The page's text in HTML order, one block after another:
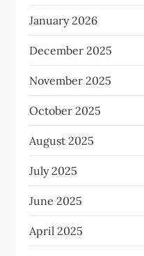
January 2026
December 2025
November 2025
October 2025
August 2025
July 2025
June 2025
April 2025